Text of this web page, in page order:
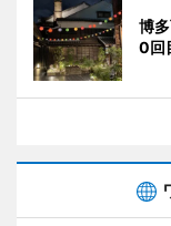
博
0回